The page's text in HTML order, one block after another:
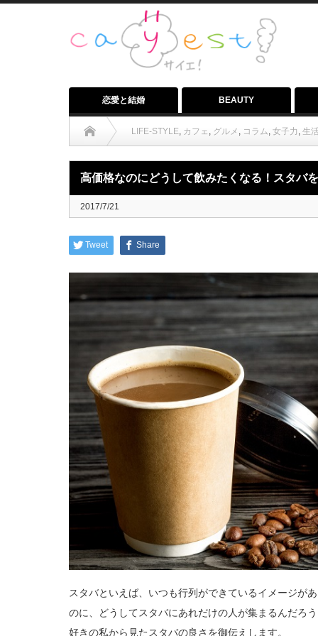
恋愛と結婚 BEAUTY
LIFE-STYLE, カフェ , グルメ , コラム, 女子力 , 生
高価格なのにどうして飲みたくなる！スタバ
2017/7/21
Tweet Share
スタバといえば、いつも行列ができているイメージが
のに、どうしてスタバにあれだけの人が集まるんだろ
好きの私から見たスタバの良さを御伝えします。